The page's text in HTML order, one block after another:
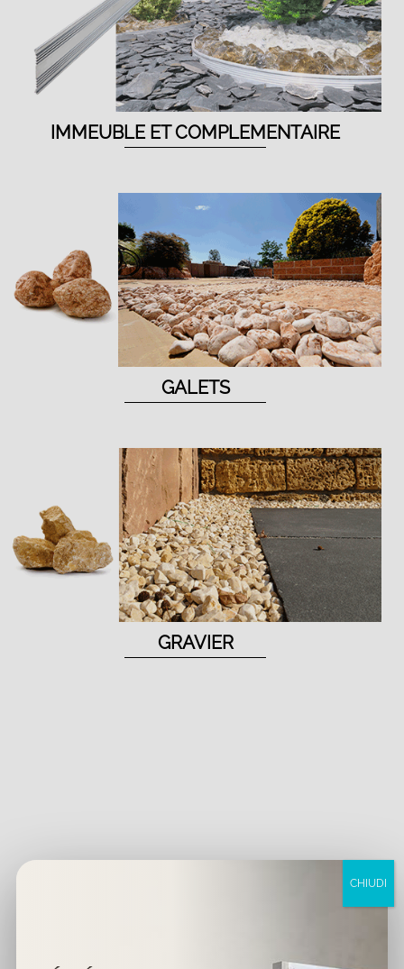
IMMEUBLE ET COMPLEMENTAIRE
GALETS
GRAVIER
CHIUDI